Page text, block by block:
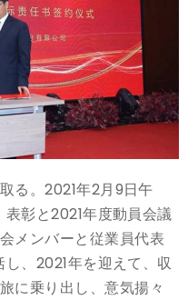
る。2021年2月9日午
彰と2021年度動員会議
メンバーと従業員代表
、2021年を迎えて、収
に乗り出し、意気揚々